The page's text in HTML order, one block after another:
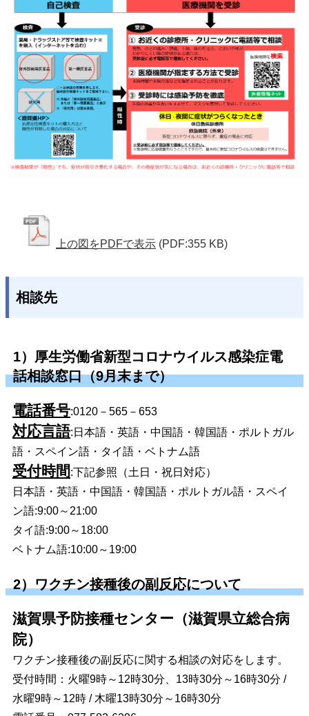
上の図をPDFで表示 (PDF:355 KB)
相談先
1）厚生労働省新型コロナウイルス感染症電
話相談窓口（9月末まで）
電話番号:0120－565－653
対応言語:日本語・英語・中国語・韓国語・ポルトガル
語・スペイン語・タイ語・ベトナム語
受付時間 :下記参照（土日・祝日対応）
日本語・英語・中国語・韓国語・ポルトガル語・スペイ
ン語:9:00～21:00
タイ語:9:00～18:00
ベトナム語:10:00～19:00
2）ワクチン接種後の副反応について
滋賀県予防接種センター（滋賀県立総合病
院）
ワクチン接種後の副反応に関する相談の対応をします。
受付時間：火曜9時～12時30分、13時30分～16時30分 /
水曜9時～12時 / 木曜13時30分～16時30分